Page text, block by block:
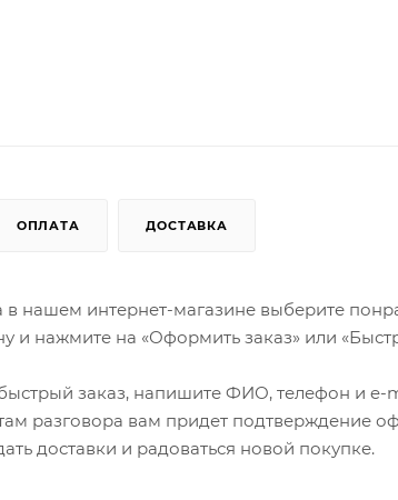
ОПЛАТА ДОСТАВКА
в нашем интернет-магазине выберите
и нажмите на «Оформить заказ» или
заказ, напишите ФИО, телефон и e-
разговора вам придет подтверждение
доставки и радоваться новой покупке.